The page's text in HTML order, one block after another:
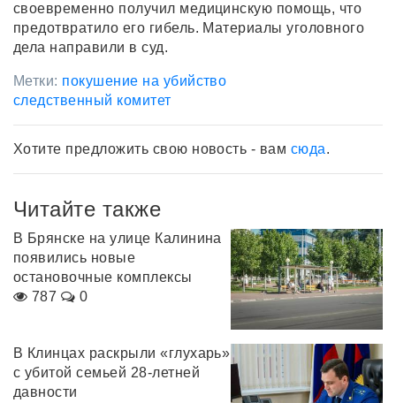
своевременно получил медицинскую помощь, что
предотвратило его гибель. Материалы уголовного
дела направили в суд.
Метки: покушение на убийство
следственный комитет
Хотите предложить свою новость - вам сюда.
Читайте также
В Брянске на улице Калинина
появились новые
остановочные комплексы
787
0
В Клинцах раскрыли «глухарь»
с убитой семьей 28-летней
давности